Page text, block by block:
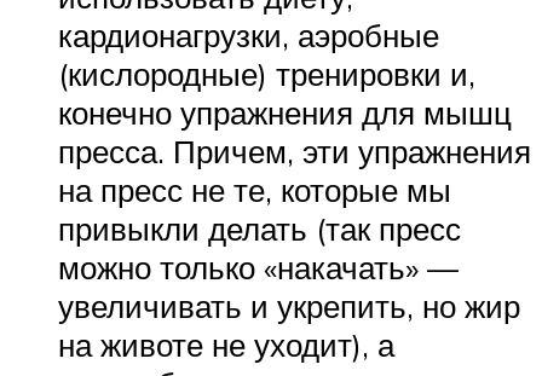
кардионагрузки, аэробные
(кислородные) тренировки и,
конечно упражнения для мышц
пресса. Причем, эти упражнения
на пресс не те, которые мы
привыкли делать (так пресс
можно только «накачать» —
увеличивать и укрепить, но жир
на животе не уходит), а